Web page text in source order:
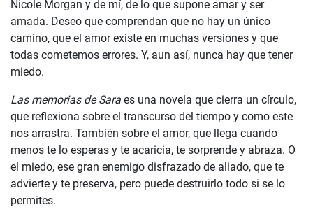
Nicole Morgan y de mí, de lo que supone amar y ser
amada. Deseo que comprendan que no hay un único
camino, que el amor existe en muchas versiones y que
todas cometemos errores. Y, aun así, nunca hay que tener
miedo.
Las memorias de Sara es una novela que cierra un círculo,
que reflexiona sobre el transcurso del tiempo y como este
nos arrastra. También sobre el amor, que llega cuando
menos te lo esperas y te acaricia, te sorprende y abraza. O
el miedo, ese gran enemigo disfrazado de aliado, que te
advierte y te preserva, pero puede destruirlo todo si se lo
permites.